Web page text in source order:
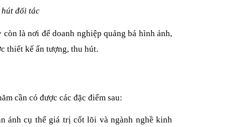
đối tác
là nơi để doanh nghiệp quảng bá hình ảnh,
thiết kế ấn tượng, thu hút.
cần có được các đặc điểm sau:
ánh cụ thể giá trị cốt lõi và ngành nghề kinh